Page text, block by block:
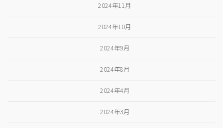
2024年11月
2024年10月
2024年9月
2024年8月
2024年4月
2024年3月